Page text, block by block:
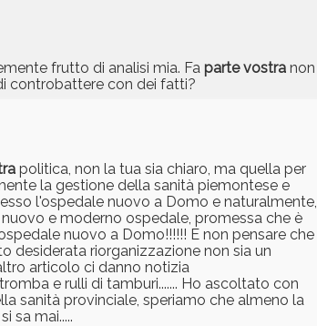
frutto di analisi mia. Fa parte vostra non
controbattere con dei fatti?
politica, non la tua sia chiaro, ma quella per
la gestione della sanità piemontese e
l'ospedale nuovo a Domo e naturalmente,
e moderno ospedale, promessa che è
nuovo a Domo!!!!!! E non pensare che
desiderata riorganizzazione non sia un
articolo ci danno notizia
e rulli di tamburi....... Ho ascoltato con
sanità provinciale, speriamo che almeno la
sa mai.....